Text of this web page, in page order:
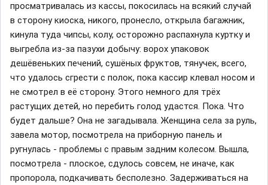
просматривалась из кассы, покосилась на всякий случай
в сторону киоска, никого, пронесло, открыла багажник,
кинула туда чипсы, колу, осторожно распахнула куртку и
выгребла из-за пазухи добычу: ворох упаковок
дешёвеньких печений, сушёных фруктов, тянучек, всего,
что удалось сгрести с полок, пока кассир клевал носом и
не смотрел в её сторону. Этого немного для трёх
растущих детей, но перебить голод удастся. Пока. Что
будет дальше? Она не загадывала. Женщина села за руль,
завела мотор, посмотрела на приборную панель и
ругнулась - проблемы с правым задним колесом. Вышла,
посмотрела - плоское, сдулось совсем, не иначе, как
пропорола, подкачивать бесполезно. Задерживаться на